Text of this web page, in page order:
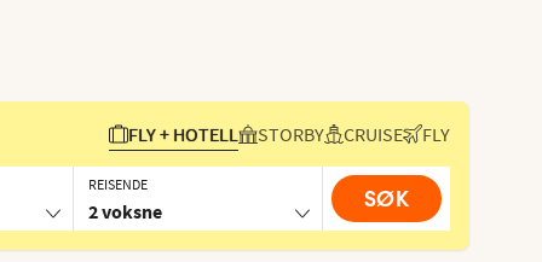
FLY + HOTELL STORBY CRUISE FLY
REISENDE
2 voksne SØK